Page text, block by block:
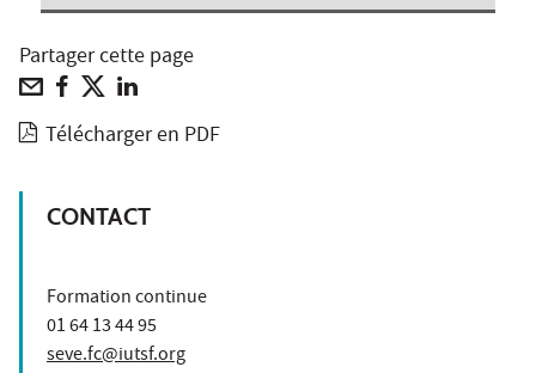
Partager cette page
Télécharger en PDF
CONTACT
Formation continue
01 64 13 44 95
seve.fc@iutsf.org